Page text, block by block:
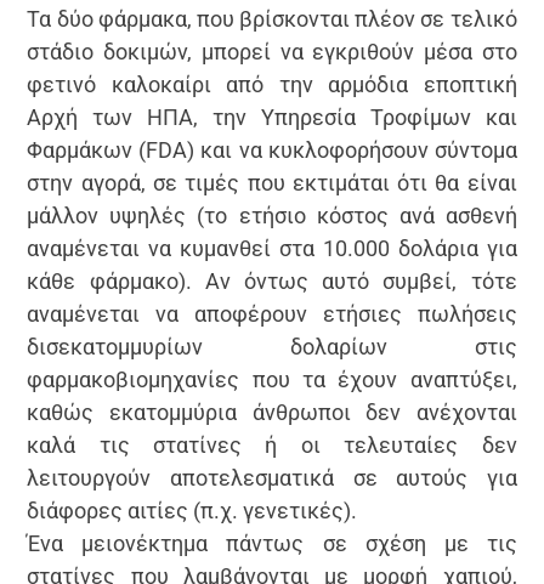
Τα δύο φάρμακα, που βρίσκονται πλέον σε τελικό
στάδιο δοκιμών, μπορεί να εγκριθούν μέσα στο
φετινό καλοκαίρι από την αρμόδια εποπτική
Αρχή των ΗΠΑ, την Υπηρεσία Τροφίμων και
Φαρμάκων (FDA) και να κυκλοφορήσουν σύντομα
στην αγορά, σε τιμές που εκτιμάται ότι θα είναι
μάλλον υψηλές (το ετήσιο κόστος ανά ασθενή
αναμένεται να κυμανθεί στα 10.000 δολάρια για
κάθε φάρμακο). Αν όντως αυτό συμβεί, τότε
αναμένεται να αποφέρουν ετήσιες πωλήσεις
δισεκατομμυρίων δολαρίων στις
φαρμακοβιομηχανίες που τα έχουν αναπτύξει,
καθώς εκατομμύρια άνθρωποι δεν ανέχονται
καλά τις στατίνες ή οι τελευταίες δεν
λειτουργούν αποτελεσματικά σε αυτούς για
διάφορες αιτίες (π.χ. γενετικές).
Ένα μειονέκτημα πάντως σε σχέση με τις
στατίνες που λαμβάνονται με μορφή χαπιού,